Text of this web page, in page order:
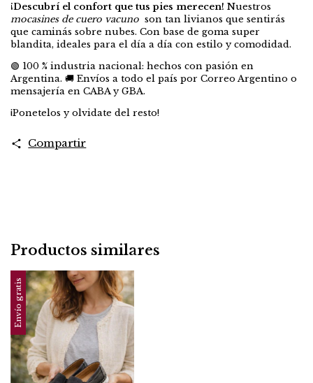
¡Descubrí el confort que tus pies merecen! Nuestros
mocasines de cuero vacuno son tan livianos que sentirás
que caminás sobre nubes. Con base de goma super
blandita, ideales para el día a día con estilo y comodidad.
🟢 100 % industria nacional: hechos con pasión en
Argentina. 🚚 Envíos a todo el país por Correo Argentino o
mensajería en CABA y GBA.
¡Ponetelos y olvidate del resto!
Compartir
Productos similares
Envío gratis